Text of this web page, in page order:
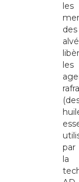
les
des
les
par
la